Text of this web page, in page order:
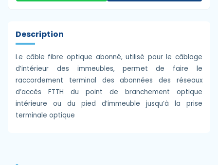
Description
Le câble fibre optique abonné, utilisé pour le câblage
d’intérieur des immeubles, permet de faire le
raccordement terminal des abonnées des réseaux
d’accès FTTH du point de branchement optique
intérieure ou du pied d’immeuble jusqu’à la prise
terminale optique